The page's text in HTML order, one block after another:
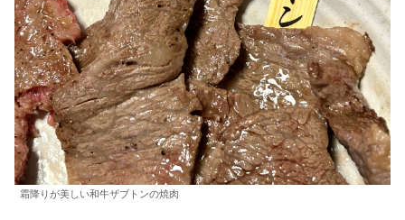
霜降りが美しい和牛ザブトンの焼肉